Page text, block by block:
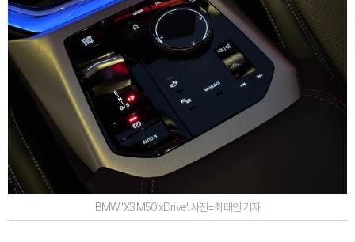
BMW 'X3 M50 xDrive'. 사진=최태인 기자